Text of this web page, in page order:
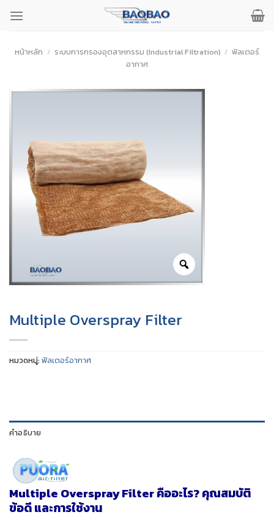
เนื้อหาหน้าหลัก / ระบบการกรองอุตสาหกรรม (Industrial Filtration) / ฟิลเตอร์
อากาศ
Multiple Overspray Filter
หมวดหมู่: ฟิลเตอร์อากาศ
คำอธิบาย
Multiple Overspray Filter คืออะไร? คุณสมบัติ
ข้อดี และการใช้งาน